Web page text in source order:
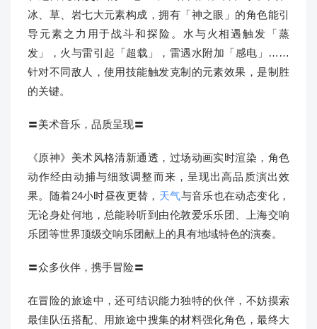
冰、草、岩七大元素构成，拥有「神之眼」的角色能引
导元素之力用于战斗和探险。水与火相遇触发「蒸
发」，火与雷引起「超载」，雷遇水附加「感电」……
针对不同敌人，使用技能触发克制的元素效果，是制胜
的关键。
〓美术音乐，品质呈现〓
《原神》美术风格清新通透，过场动画实时渲染，角色
动作经由动捕与细致调整而来，呈现出高品质演出效
果。随着24小时昼夜更替， 天气与音乐也在动态变化，
无论身处何地，总能聆听到由伦敦爱乐乐团、上海交响
乐团等世界顶级交响乐团献上的具有地域特色的演奏。
〓众多伙伴，携手冒险〓
在冒险的旅途中，还可结识能力独特的伙伴，不妨摸索
最佳队伍搭配、用旅途中搜集的材料强化角色，最终大